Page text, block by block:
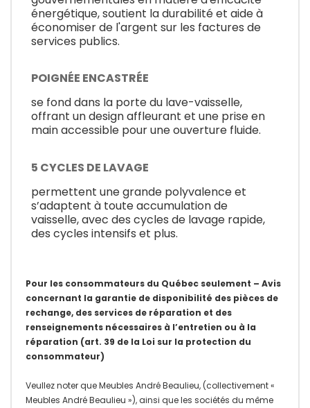
énergétique, soutient la durabilité et aide à
économiser de l'argent sur les factures de
services publics.
POIGNÉE ENCASTRÉE
se fond dans la porte du lave-vaisselle,
offrant un design affleurant et une prise en
main accessible pour une ouverture fluide.
5 CYCLES DE LAVAGE
permettent une grande polyvalence et
s’adaptent à toute accumulation de
vaisselle, avec des cycles de lavage rapide,
des cycles intensifs et plus.
Pour les consommateurs du Québec seulement – Avis
concernant la garantie de disponibilité des pièces de
rechange, des services de réparation et des
renseignements nécessaires à l’entretien ou à la
réparation (art. 39 de la Loi sur la protection du
consommateur)
Veullez noter que Meubles André Beaulieu, (collectivement «
Meubles André Beaulieu »), ainsi que les sociétés du même